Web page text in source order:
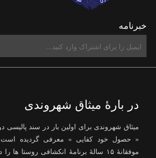
خبرنامه
در بارۀ میثاق شهروندی
میثاق شهروندی برای اولین بار در سند پالیسی
« حصول خود کفایی » معرفی گردیده است.
موفقانۀ ۱۵ سالۀ برنامۀ انکشافی روستا ها